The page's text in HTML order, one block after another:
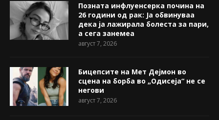
Позната инфлуенсерка почина на
26 години од рак: Ја обвинуваа
дека ја лажирала болеста за пари,
а сега занемеа
август 7, 2026
Бицепсите на Мет Дејмон во
сцена на борба во „Одисеја“ не се
негови
август 7, 2026